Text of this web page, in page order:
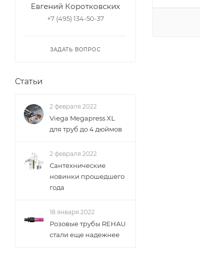
Евгений Коротковских
+7 (495) 134-50-37
ЗАДАТЬ ВОПРОС
Статьи
2 февраля 2022
Viega Megapress XL
для труб до 4 дюймов
2 февраля 2022
Сантехнические
новинки прошедшего
года
18 января 2022
Розовые трубы REHAU
стали еще надежнее